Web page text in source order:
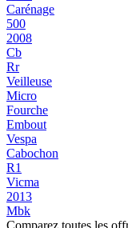
Carénage
500
2008
Cb
Rr
Veilleuse
Micro
Fourche
Embout
Vespa
Cabochon
R1
Vicma
2013
Mbk
Comparez toutes les